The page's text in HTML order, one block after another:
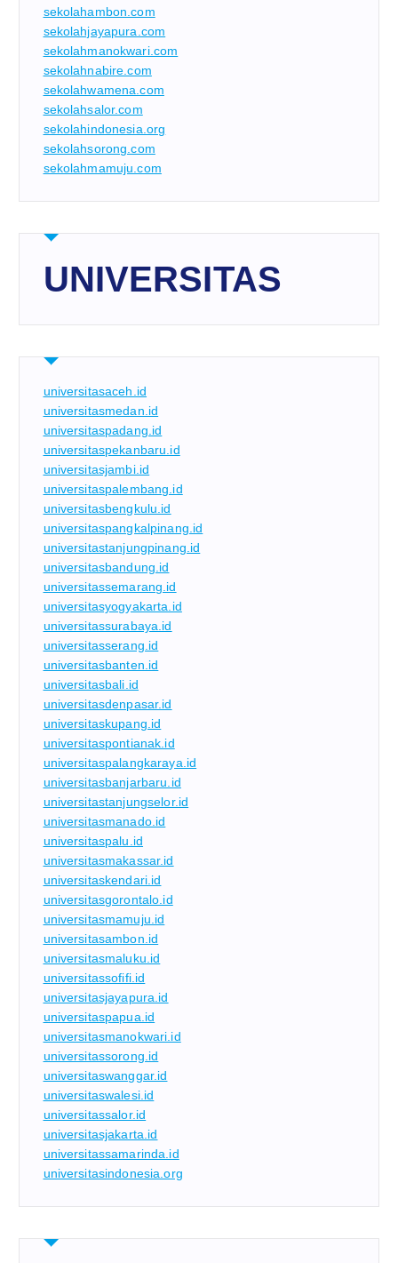
sekolahambon.com
sekolahjayapura.com
sekolahmanokwari.com
sekolahnabire.com
sekolahwamena.com
sekolahsalor.com
sekolahindonesia.org
sekolahsorong.com
sekolahmamuju.com
UNIVERSITAS
universitasaceh.id
universitasmedan.id
universitaspadang.id
universitaspekanbaru.id
universitasjambi.id
universitaspalembang.id
universitasbengkulu.id
universitaspangkalpinang.id
universitastanjungpinang.id
universitasbandung.id
universitassemarang.id
universitasyogyakarta.id
universitassurabaya.id
universitasserang.id
universitasbanten.id
universitasbali.id
universitasdenpasar.id
universitaskupang.id
universitaspontianak.id
universitaspalangkaraya.id
universitasbanjarbaru.id
universitastanjungselor.id
universitasmanado.id
universitaspalu.id
universitasmakassar.id
universitaskendari.id
universitasgorontalo.id
universitasmamuju.id
universitasambon.id
universitasmaluku.id
universitassofifi.id
universitasjayapura.id
universitaspapua.id
universitasmanokwari.id
universitassorong.id
universitaswanggar.id
universitaswalesi.id
universitassalor.id
universitasjakarta.id
universitassamarinda.id
universitasindonesia.org